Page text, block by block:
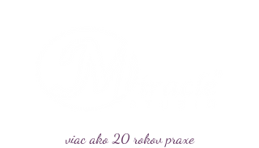
viac ako 20 rokov praxe